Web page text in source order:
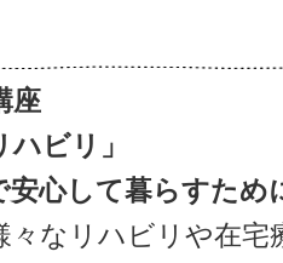
座
ハビリ」
安心して暮らすため
々なリハビリや在宅